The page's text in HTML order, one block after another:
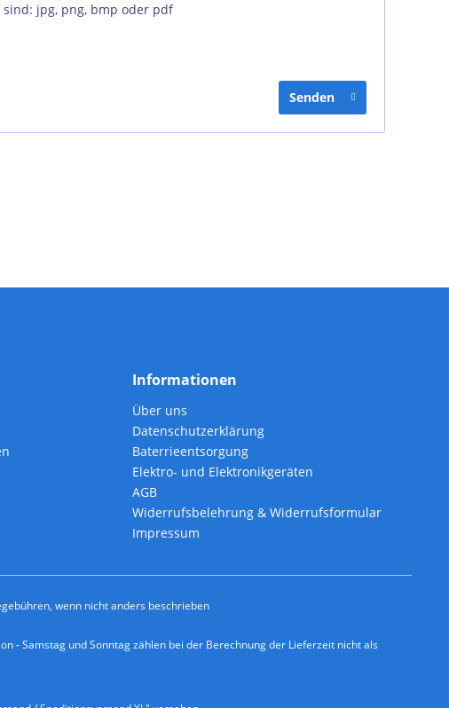
jpg, png, bmp oder pdf
Senden
Informationen
Über uns
Datenschutzerklärung
Baterrieentsorgung
Elektro- und Elektronikgeräten
AGB
Widerrufsbelehrung & Widerrufsformular
Impressum
wenn nicht anders beschrieben
- Samstag und Sonntag zählen bei der Berechnung der Lieferzeit nicht als